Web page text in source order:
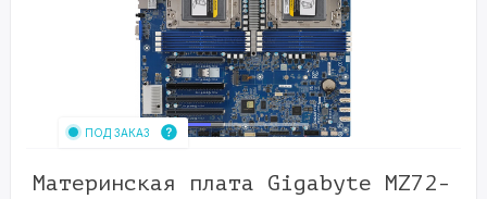
ПОД ЗАКАЗ
Материнская плата Gigabyte MZ72-